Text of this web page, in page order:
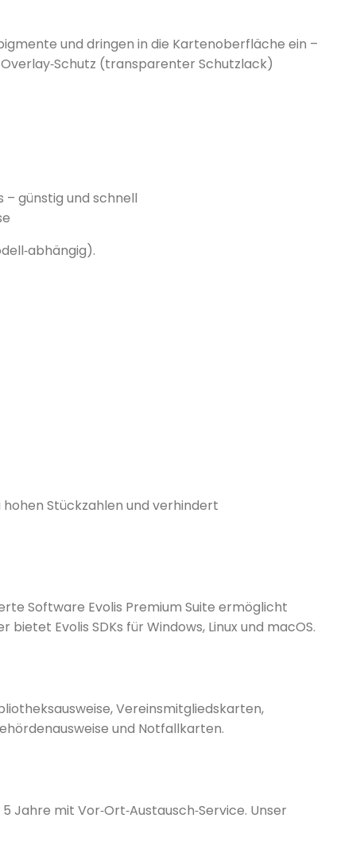
und dringen in die Kartenoberfläche ein –
(transparenter Schutzlack)
– günstig und schnell
Stückzahlen und verhindert
Software Evolis Premium Suite ermöglicht
Evolis SDKs für Windows, Linux und macOS.
Vereinsmitgliedskarten,
und Notfallkarten.
mit Vor‑Ort‑Austausch‑Service. Unser